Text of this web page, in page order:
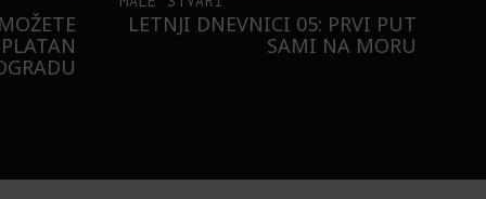
LETNJI DNEVNICI 05: PRVI PUT
SAMI NA MORU